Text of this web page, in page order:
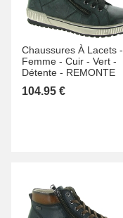
Chaussures À Lacets -
Femme - Cuir - Vert -
Détente - REMONTE
104.95 €